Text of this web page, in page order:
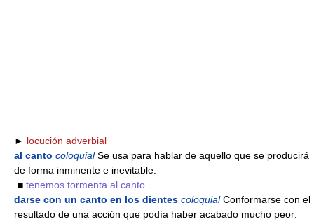
► locución adverbial
al canto coloquialSe usa para hablar de aquello que se producirá
de forma inminente e inevitable:
■ tenemos tormenta al canto.
darse con un canto en los dientes coloquialConformarse con el
resultado de una acción que podía haber acabado mucho peor: